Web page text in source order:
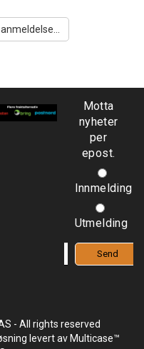
Motta
nyheter
per
epost.
Innmelding
Utmelding
- All rights reserved
levert av Multicase™